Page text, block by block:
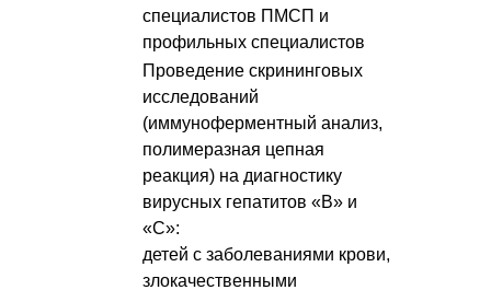
специалистов ПМСП и
профильных специалистов
Проведение скрининговых
исследований
(иммуноферментный анализ,
полимеразная цепная
реакция) на диагностику
вирусных гепатитов «В» и
«С»:
детей с заболеваниями крови,
злокачественными